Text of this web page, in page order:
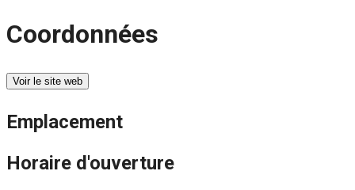
Coordonnées
Voir le site web
Emplacement
Horaire d'ouverture